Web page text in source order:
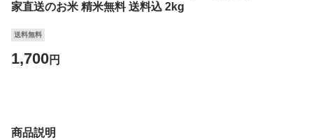
家直送のお米 精米無料 送料込 2kg
送料無料
1,700円
商品説明